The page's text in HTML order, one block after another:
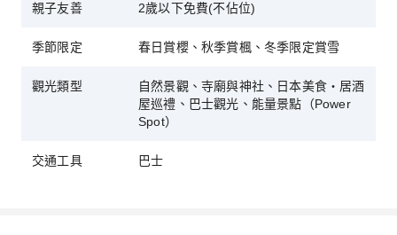
親子友善 2歲以下免費(不佔位)
季節限定 春日賞櫻、秋季賞楓、冬季限定賞雪
觀光類型
自然景觀、寺廟與神社、日本美食・居酒
屋巡禮、巴士觀光、能量景點（Power
Spot）
交通工具 巴士